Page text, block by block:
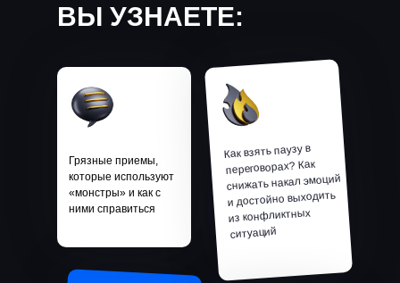
ВЫ УЗНАЕТЕ:
Грязные приемы,
которые используют
«монстры» и как с
ними справиться
Как взять паузу в
переговорах? Как
снижать накал эмоций
и достойно выходить
из конфликтных
ситуаций